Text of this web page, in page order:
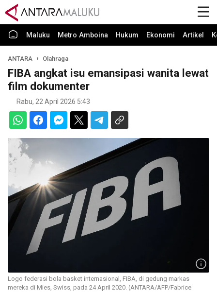
Maluku Metro Amboina Hukum Ekonomi Artikel
ANTARA Olahraga
FIBA angkat isu emansipasi wanita lewat
film dokumenter
Rabu, 22 April 2026 5:43
Logo federasi bola basket internasional, FIBA, di gedung markas
mereka di Mies, Swiss, pada 24 April 2020. (ANTARA/AFP/Fabrice